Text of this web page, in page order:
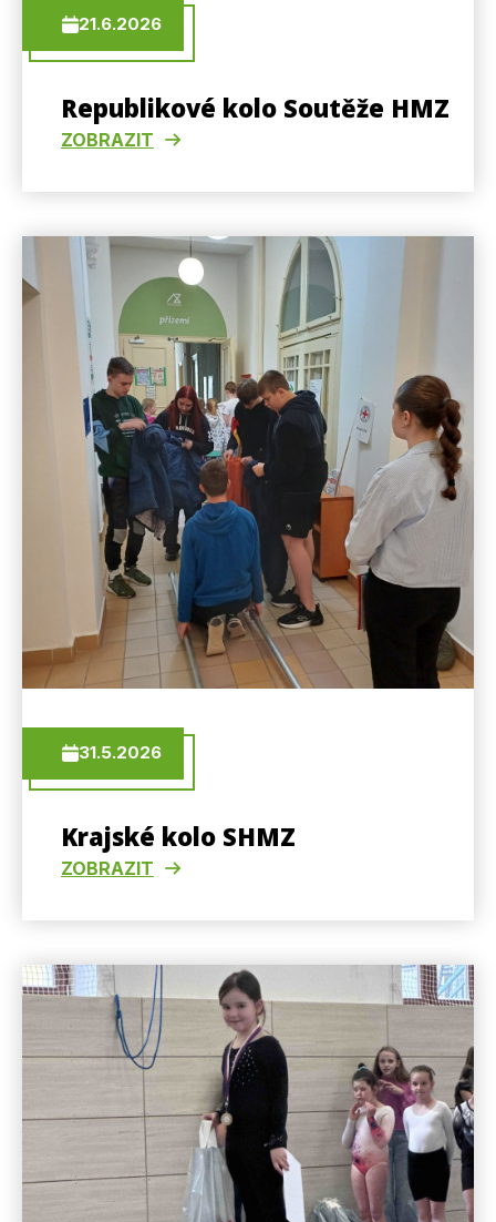
21.6.2026
Republikové kolo Soutěže HMZ
ZOBRAZIT
31.5.2026
Krajské kolo SHMZ
ZOBRAZIT